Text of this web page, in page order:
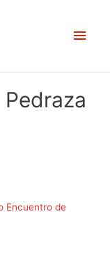
Pedraza
Encuentro de